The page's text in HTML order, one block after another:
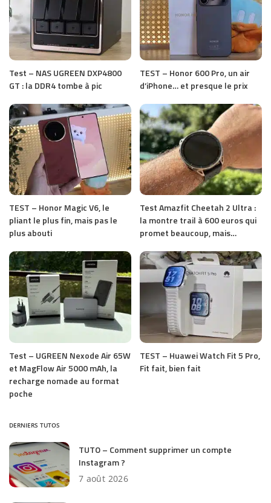
Test – NAS UGREEN DXP4800
GT : la DDR4 tombe à pic
TEST – Honor 600 Pro, un air
d’iPhone… et presque le prix
TEST – Honor Magic V6, le
pliant le plus fin, mais pas le
plus abouti
Test Amazfit Cheetah 2 Ultra :
la montre trail à 600 euros qui
promet beaucoup, mais…
Test – UGREEN Nexode Air 65W
et MagFlow Air 5000 mAh, la
recharge nomade au format
poche
TEST – Huawei Watch Fit 5 Pro,
Fit fait, bien fait
DERNIERS TUTOS
TUTO – Comment supprimer un compte
Instagram ?
7 août 2026